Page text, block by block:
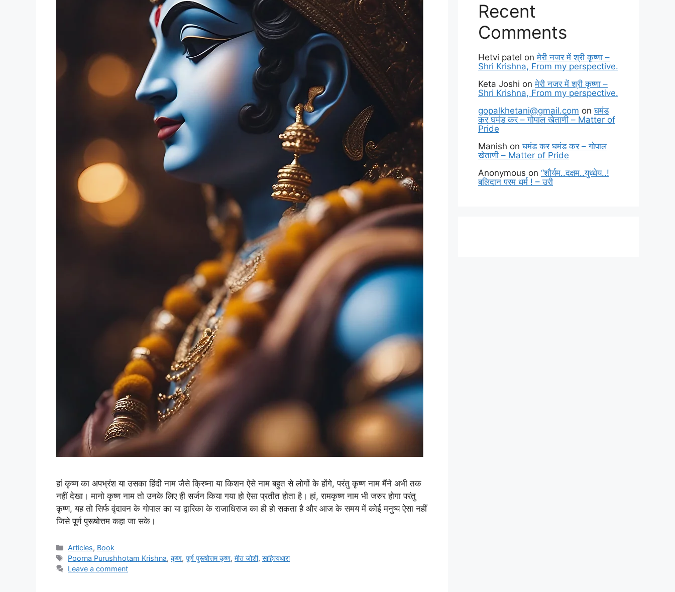
हां कृष्ण का अपभ्रंश या उसका हिंदी नाम जैसे क्रिष्ना या किशन ऐसे नाम बहुत से लोगों के होंगे, परंतु कृष्ण नाम मैंने अभी तक
नहीं देखा। मानो कृष्ण नाम तो उनके लिए ही सर्जन किया गया हो ऐसा प्रतीत होता है। हां, रामकृष्ण नाम भी जरुर होगा परंतु
कृष्ण, यह तो सिर्फ वृंदावन के गोपाल का या द्वारिका के राजाधिराज का ही हो सकता है और आज के समय में कोई मनुष्य ऐसा नहीं
जिसे पूर्ण पुरूषोत्तम कहा जा सके।
Categories
Articles, Book
Tags
Poorna Purushhotam Krishna,कृष्ण,पूर्ण पुरूषोत्तम कृष्ण,मीत जोशी,साहित्यधारा
Leave a comment
Recent
Comments
Hetvi patel onमेरी नजर में श्री कृष्णा –
Shri Krishna, From my perspective.
Keta Joshi onमेरी नजर में श्री कृष्णा –
Shri Krishna, From my perspective.
gopalkhetani@gmail.com onघमंड
कर घमंड कर – गोपाल खेताणी – Matter of
Pride
Manish onघमंड कर घमंड कर – गोपाल
खेताणी – Matter of Pride
Anonymous on “शौर्यम..दक्षम..युध्धेय..!
बलिदान परम धर्म ! – उरी